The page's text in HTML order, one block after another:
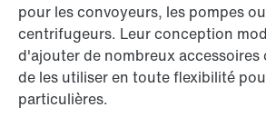
pour les convoyeurs, les pompes
centrifugeurs. Leur conception
d'ajouter de nombreux
de les utiliser en toute flexibilité
particulières.